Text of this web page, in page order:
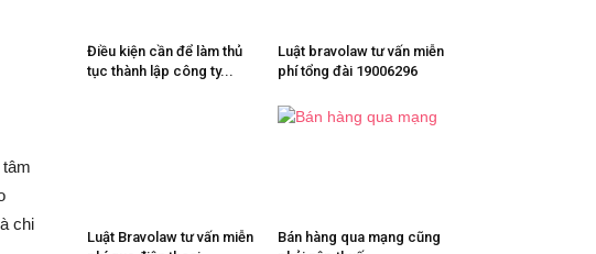
chi
Điều kiện cần để làm thủ
tục thành lập công ty...
Luật bravolaw tư vấn miễn
phí tổng đài 19006296
Luật Bravolaw tư vấn miễn
Bán hàng qua mạng cũng